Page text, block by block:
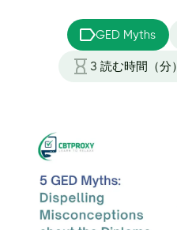
GED Myths
3 読む時間（分）